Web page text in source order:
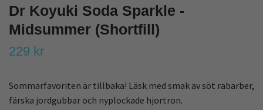
Dr Koyuki Soda Sparkle -
Midsummer (Shortfill)
229 kr
Sommarfavoriten är tillbaka! Läsk med smak av söt rabarber,
färska jordgubbar och nyplockade hjortron.